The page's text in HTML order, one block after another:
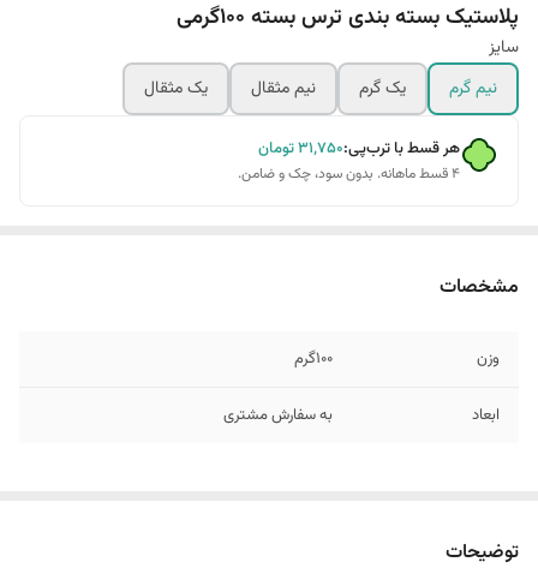
پلاستیک بسته بندی ترس بسته 100گرمی
سایز
نیم گرم
یک گرم نیم مثقال یک مثقال
هر قسط با ترب‌پی:۳۱٬۷۵۰تومان
۴ قسط ماهانه. بدون سود، چک و ضامن.
مشخصات
وزن 100گرم
ابعاد به سفارش مشتری
توضیحات